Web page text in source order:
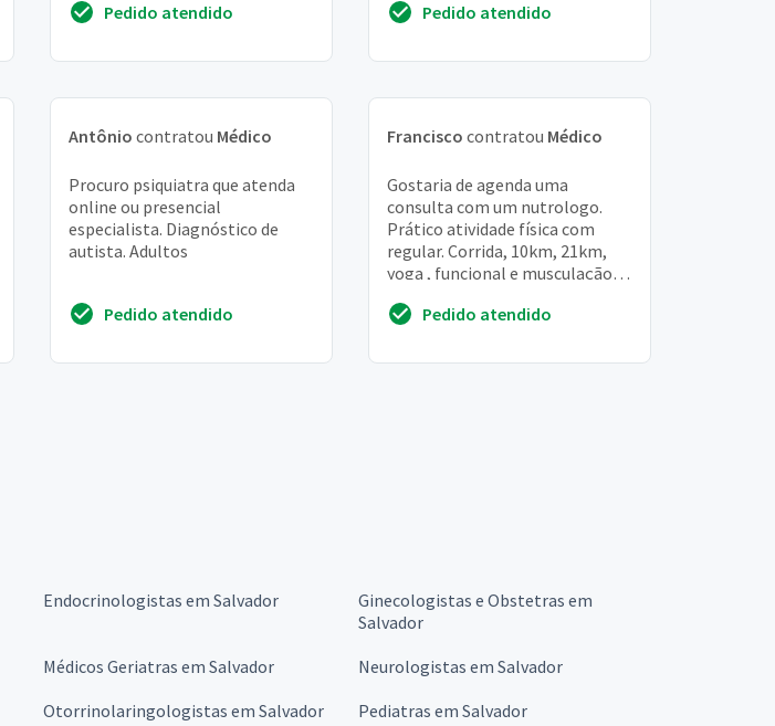
2mg 6 cp de 50mg ...
Pedido atendido Pedido atendido
Antônio contratou Médico
Procuro psiquiatra que atenda
online ou presencial
especialista. Diagnóstico de
autista. Adultos
Pedido atendido
Francisco contratou Médico
Gostaria de agenda uma
consulta com um nutrologo.
Prático atividade física com
regular. Corrida, 10km, 21km,
yoga , funcional e musculação.
vitaminas para m...
Pedido atendido
Endocrinologistas em Salvador
Ginecologistas e Obstetras em
Salvador
Médicos Geriatras em Salvador
Neurologistas em Salvador
Otorrinolaringologistas em Salvador Pediatras em Salvador